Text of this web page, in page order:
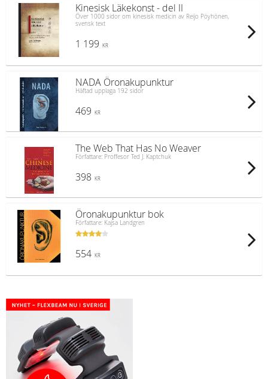
Kinesisk Läkekonst - del II
Över 1000 sidor om kinesisk medicin av Reijo Pöyhönen,
svensk text
1 199 KR
NADA Öronakupunktur
Häftad upplaga 192 sidor
469 KR
The Web That Has No Weaver
Författare: Proffesor Ted J. Kaptchuk
398 KR
Öronakupunktur bok
Författare: Kajsa Landgren
554 KR